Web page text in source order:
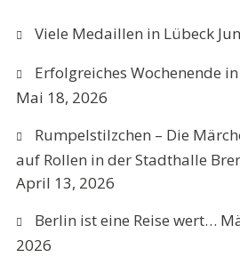
Viele Medaillen in Lübeck
Erfolgreiches Wochenende
Mai 18, 2026
Rumpelstilzchen – Die
auf Rollen in der Stadthalle
April 13, 2026
Berlin ist eine Reise wert…
2026